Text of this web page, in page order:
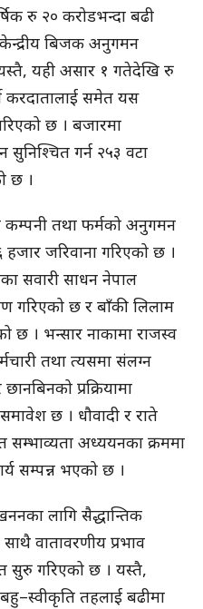
रु २० करोडभन्दा बढी
बिजक अनुगमन
यही असार १ गतेदेखि रु
करदातालाई समेत यस
छ । बजारमा
सुनिश्चित गर्न २५३ वटा
छ ।
तथा फर्मको अनुगमन
जरिवाना गरिएको छ ।
सवारी साधन नेपाल
गरिएको छ र बाँकी लिलाम
छ । भन्सार नाकामा राजस्व
तथा त्यसमा संलग्न
प्रक्रियामा
छ । धौवादी र राते
सम्भाव्यता अध्ययनका क्रममा
सम्पन्न भएको छ ।
लागि सैद्धान्तिक
वातावरणीय प्रभाव
सुरु गरिएको छ । यस्तै,
बहु–स्वीकृति तहलाई बढीमा